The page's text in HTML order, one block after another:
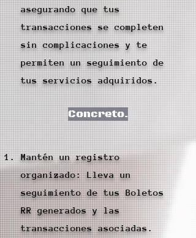
asegurando que tus
transacciones se completen
sin complicaciones y te
permiten un seguimiento de
tus servicios adquiridos.
Concreto.
Mantén un registro
organizado: Lleva un
seguimiento de tus Boletos
RR generados y las
transacciones asociadas.